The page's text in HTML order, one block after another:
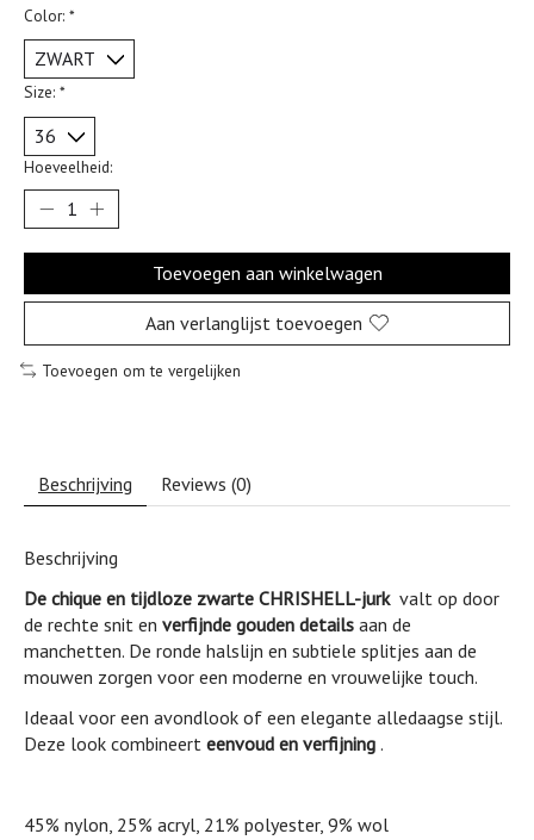
Color: *
Size: *
Hoeveelheid:
Toevoegen aan winkelwagen
Aan verlanglijst toevoegen
Toevoegen om te vergelijken
Beschrijving Reviews (0)
Beschrijving
De chique en tijdloze zwarte CHRISHELL-jurkvalt op door
de rechte snit en verfijnde gouden details aan de
manchetten. De ronde halslijn en subtiele splitjes aan de
mouwen zorgen voor een moderne en vrouwelijke touch.
Ideaal voor een avondlook of een elegante alledaagse stijl.
Deze look combineert eenvoud en verfijning .
45% nylon, 25% acryl, 21% polyester, 9% wol